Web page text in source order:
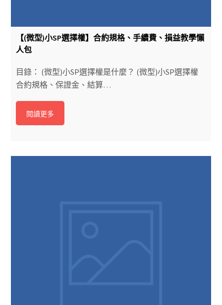
【(微型)小SP選擇權】合約規格、手續費、損益教學懶
人包
目錄： (微型)小SP選擇權是什麼？ (微型)小SP選擇權
合約規格、保證金、結算…
閱讀更多